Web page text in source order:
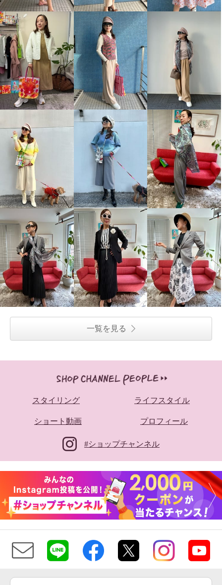
一覧を見る
スタイリング ライフスタイル
ショート動画 プロフィール
#ショップチャンネル